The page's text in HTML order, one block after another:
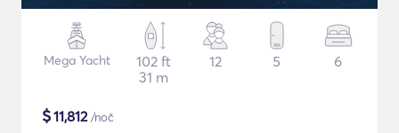
Mega Yacht
102 ft
31 m
12 5 6
$11,812/noč